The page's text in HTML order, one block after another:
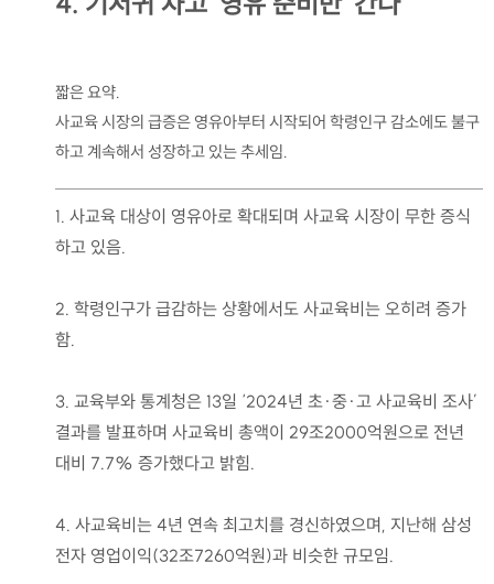
짧은 요약.
사교육 시장의 급증은 영유아부터 시작되어 학령인구 감소에도 불구
하고 계속해서 성장하고 있는 추세임.
1. 사교육 대상이 영유아로 확대되며 사교육 시장이 무한 증식
하고 있음.
2. 학령인구가 급감하는 상황에서도 사교육비는 오히려 증가
함.
3. 교육부와 통계청은 13일 ‘2024년 초·중·고 사교육비 조사’
결과를 발표하며 사교육비 총액이 29조2000억원으로 전년
대비 7.7% 증가했다고 밝힘.
4. 사교육비는 4년 연속 최고치를 경신하였으며, 지난해 삼성
전자 영업이익(32조7260억원)과 비슷한 규모임.